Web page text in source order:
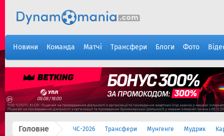
Новини Команда Матчі Трансфери Блоги Фото
Головне ЧС-2026 Трансфери Мунгенге Мудрик